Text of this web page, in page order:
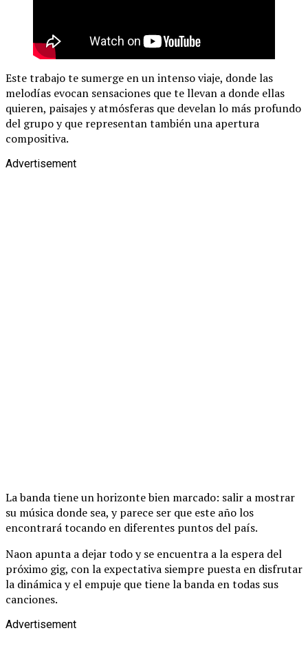
Este trabajo te sumerge en un intenso viaje, donde las
melodías evocan sensaciones que te llevan a donde ellas
quieren, paisajes y atmósferas que develan lo más profundo
del grupo y que representan también una apertura
compositiva.
Advertisement
La banda tiene un horizonte bien marcado: salir a mostrar
su música donde sea, y parece ser que este año los
encontrará tocando en diferentes puntos del país.
Naon apunta a dejar todo y se encuentra a la espera del
próximo gig, con la expectativa siempre puesta en disfrutar
la dinámica y el empuje que tiene la banda en todas sus
canciones.
Advertisement